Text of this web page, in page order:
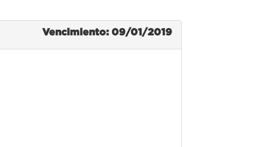
Vencimiento: 09/01/2019